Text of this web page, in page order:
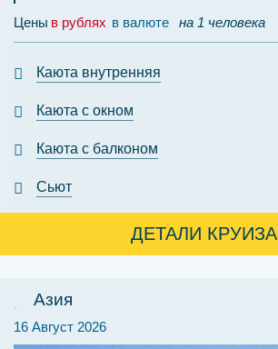
Цены в рублях в валюте на 1 человека
Каюта внутренняя
Каюта с окном
Каюта с балконом
Сьют
ДЕТАЛИ КРУИЗА
Азия
16 Август 2026